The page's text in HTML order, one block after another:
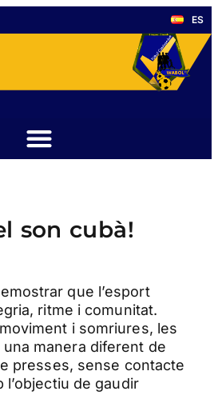
ES
son cubà!
que l’esport
ritme i comunitat.
i somriures, les
manera diferent de
presses, sense contacte
l’objectiu de gaudir